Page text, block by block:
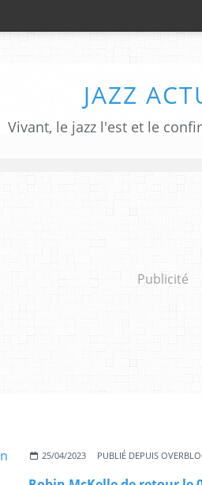
JAZZ
Vivant, le jazz l'est et le
Publicité
,ROBIN MCKELLE,ELLA,IMPRESSIONS OF
25/04/2023 PUBLIÉ DEPUIS